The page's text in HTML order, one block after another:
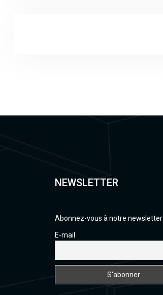
NEWSLETTER
Abonnez-vous à notre newsletter
E-mail